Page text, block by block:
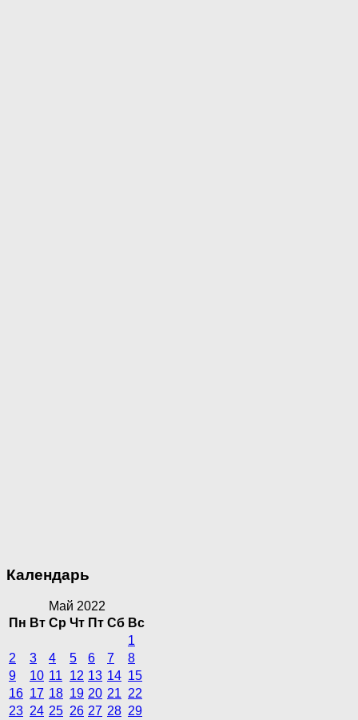
Календарь
Май 2022
Пн Вт Ср Чт Пт Сб Вс
1
2
3 4 5 6 7
8
9
10 11 12 13 14 15
16 17 18 19 20 21 22
23 24 25 26 27 28 29